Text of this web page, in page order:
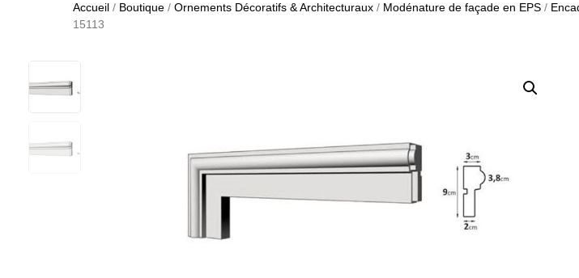
Accueil / Boutique / Ornements Décoratifs & Architecturaux / Modénature de façade en EPS /
15113